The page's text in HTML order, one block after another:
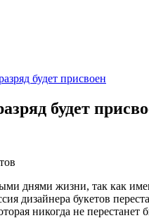
будет присвоен
будет
днями жизни, так как
дизайнера букетов
никогда не